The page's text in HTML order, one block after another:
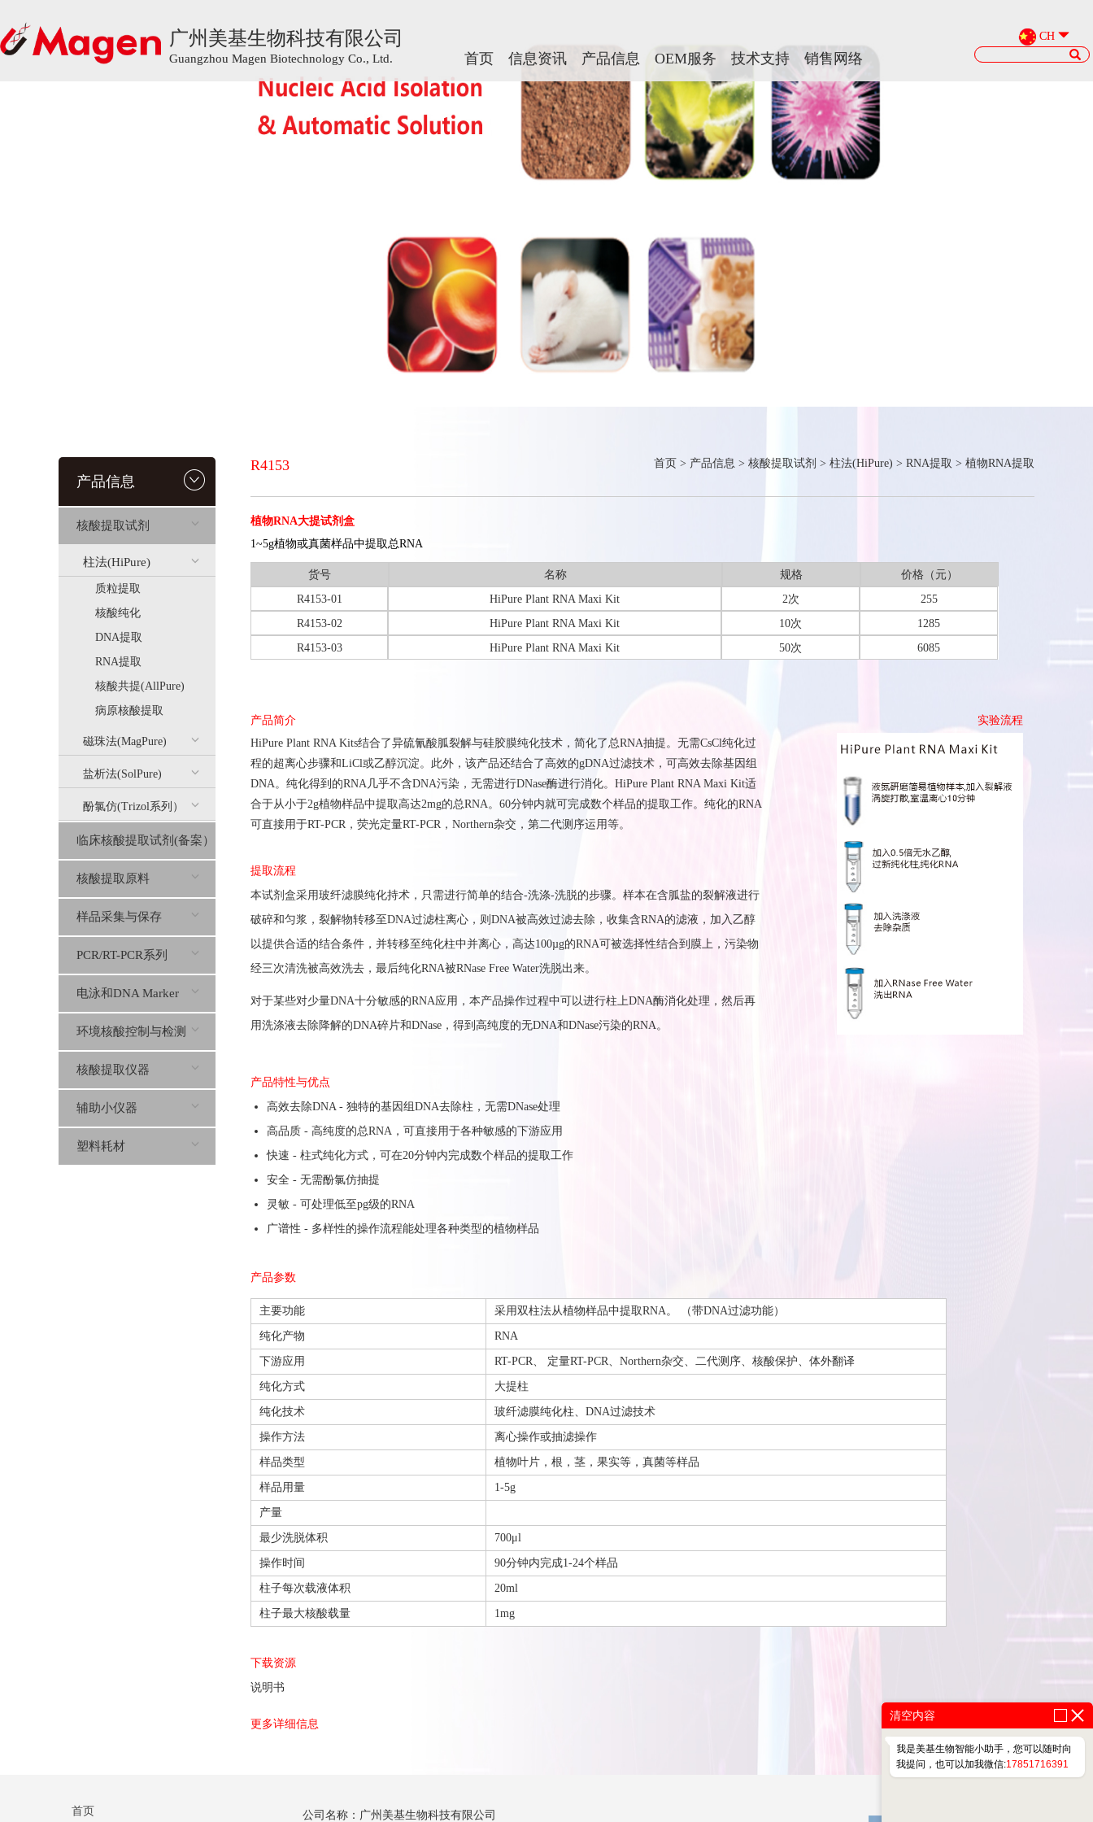
广州美基生物科技有限公司
Guangzhou Magen Biotechnology Co., Ltd.
CH
首页 信息资讯 产品信息 OEM服务 技术支持 销售网络
广州美基生物科技有限公司
Guangzhou Magen Biotechnology Co., Ltd.
CH
首页 信息资讯 产品信息 OEM服务 技术支持 销售网络
产品信息
核酸提取试剂
柱法(HiPure)
质粒提取
核酸纯化
DNA提取
RNA提取
核酸共提(AllPure)
病原核酸提取
磁珠法(MagPure)
盐析法(SolPure)
酚氯仿(Trizol系列）
临床核酸提取试剂(备案）
核酸提取原料
样品采集与保存
PCR/RT-PCR系列
电泳和DNA Marker
环境核酸控制与检测
核酸提取仪器
辅助小仪器
塑料耗材
R4153 首页 > 产品信息 > 核酸提取试剂 > 柱法(HiPure) > RNA提取 > 植物RNA提取
植物RNA大提试剂盒
1~5g植物或真菌样品中提取总RNA
货号 名称 规格
价格（元）
R4153-01
HiPure Plant RNA Maxi Kit 2次
255
R4153-02
HiPure Plant RNA Maxi Kit 10次
1285
R4153-03
HiPure Plant RNA Maxi Kit 50次 6085
产品简介
实验流程
HiPure Plant RNA Kits结合了异硫氰酸胍裂解与硅胶膜纯化技术，简化了总RNA抽提。无需CsCl纯化过
程的超离心步骤和LiCl或乙醇沉淀。此外，该产品还结合了高效的gDNA过滤技术，可高效去除基因组
DNA。纯化得到的RNA几乎不含DNA污染，无需进行DNase酶进行消化。HiPure Plant RNA Maxi Kit适
合于从小于2g植物样品中提取高达2mg的总RNA。60分钟内就可完成数个样品的提取工作。纯化的RNA
可直接用于RT-PCR，荧光定量RT-PCR，Northern杂交，第二代测序运用等。
提取流程
本试剂盒采用玻纤滤膜纯化持术，只需进行简单的结合-洗涤-洗脱的步骤。样本在含胍盐的裂解液进行
破碎和匀浆，裂解物转移至DNA过滤柱离心，则DNA被高效过滤去除，收集含RNA的滤液，加入乙醇
以提供合适的结合条件，并转移至纯化柱中并离心，高达100µg的RNA可被选择性结合到膜上，污染物
经三次清洗被高效洗去，最后纯化RNA被RNase Free Water洗脱出来。
对于某些对少量DNA十分敏感的RNA应用，本产品操作过程中可以进行柱上DNA酶消化处理，然后再
用洗涤液去除降解的DNA碎片和DNase，得到高纯度的无DNA和DNase污染的RNA。
产品特性与优点
高效去除DNA - 独特的基因组DNA去除柱，无需DNase处理
高品质 - 高纯度的总RNA，可直接用于各种敏感的下游应用
快速 - 柱式纯化方式，可在20分钟内完成数个样品的提取工作
安全 - 无需酚氯仿抽提
灵敏 - 可处理低至pg级的RNA
广谱性 - 多样性的操作流程能处理各种类型的植物样品
产品参数
主要功能 采用双柱法从植物样品中提取RNA。 （带DNA过滤功能）
纯化产物 RNA
下游应用 RT-PCR、 定量RT-PCR、Northern杂交、二代测序、核酸保护、体外翻译
纯化方式 大提柱
纯化技术 玻纤滤膜纯化柱、DNA过滤技术
操作方法 离心操作或抽滤操作
样品类型 植物叶片，根，茎，果实等，真菌等样品
样品用量 1-5g
产量
最少洗脱体积 700μl
操作时间 90分钟内完成1-24个样品
柱子每次载液体积 20ml
柱子最大核酸载量 1mg
下载资源
说明书
更多详细信息
首页 公司名称：广州美基生物科技有限公司
清空内容
我是美基生物智能小助手，您可以随时向
我提问，也可以加我微信:17851716391